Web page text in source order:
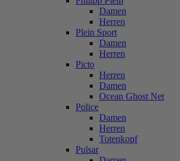
Damen
Herren
Plein Sport
Damen
Herren
Picto
Herren
Damen
Ocean Ghost Net
Police
Damen
Herren
Totenkopf
Pulsar